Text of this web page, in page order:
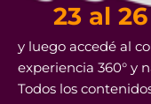
23 al
y luego accedé al
experiencia 360° y
Todos los